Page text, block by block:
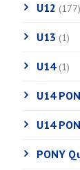
U12 (177)
U13 (1)
U14(1)
U14
U14
PONY